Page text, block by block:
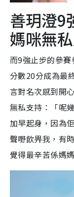
善玥澄9
媽咪無
而9強止步的參
分數20分成為最
言對名次感到開
無私支持：「呢
加早起身，因為
聲嘢飲畀我，有
覺得最辛苦係媽